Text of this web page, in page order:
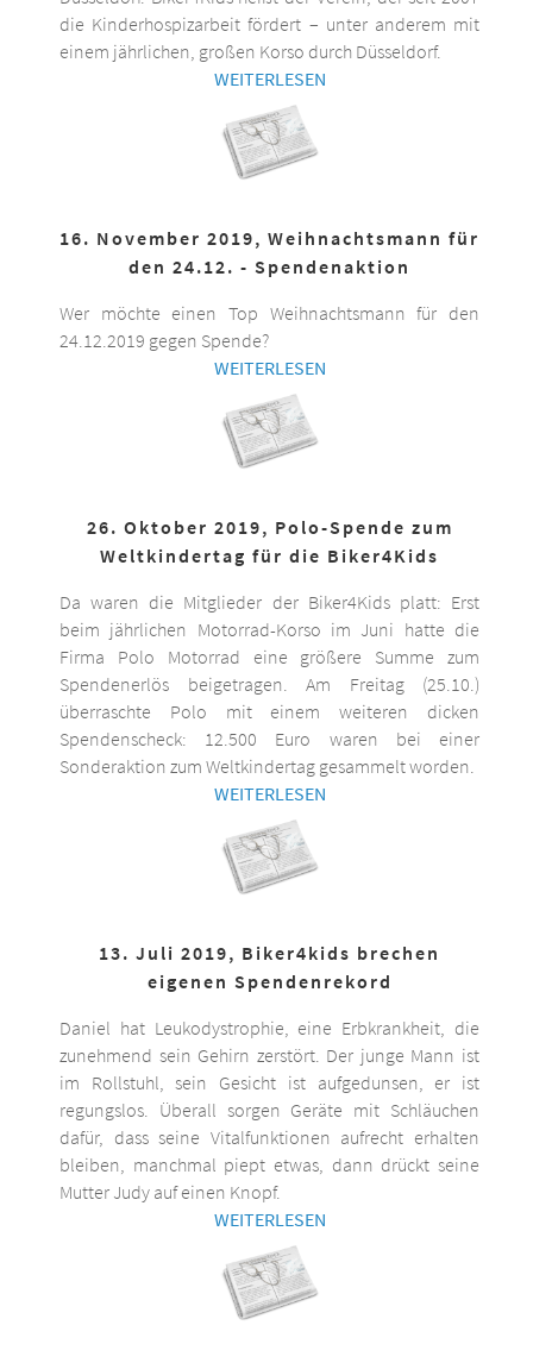
die Kinderhospizarbeit fördert – unter anderem mit
einem jährlichen, großen Korso durch Düsseldorf.
WEITERLESEN
16. November 2019, Weihnachtsmann für
den 24.12. - Spendenaktion
Wer möchte einen Top Weihnachtsmann für den
24.12.2019 gegen Spende?
WEITERLESEN
26. Oktober 2019, Polo-Spende zum
Weltkindertag für die Biker4Kids
Da waren die Mitglieder der Biker4Kids platt: Erst
beim jährlichen Motorrad-Korso im Juni hatte die
Firma Polo Motorrad eine größere Summe zum
Spendenerlös beigetragen. Am Freitag (25.10.)
überraschte Polo mit einem weiteren dicken
Spendenscheck: 12.500 Euro waren bei einer
Sonderaktion zum Weltkindertag gesammelt worden.
WEITERLESEN
13. Juli 2019, Biker4kids brechen
eigenen Spendenrekord
Daniel hat Leukodystrophie, eine Erbkrankheit, die
zunehmend sein Gehirn zerstört. Der junge Mann ist
im Rollstuhl, sein Gesicht ist aufgedunsen, er ist
regungslos. Überall sorgen Geräte mit Schläuchen
dafür, dass seine Vitalfunktionen aufrecht erhalten
bleiben, manchmal piept etwas, dann drückt seine
Mutter Judy auf einen Knopf.
WEITERLESEN